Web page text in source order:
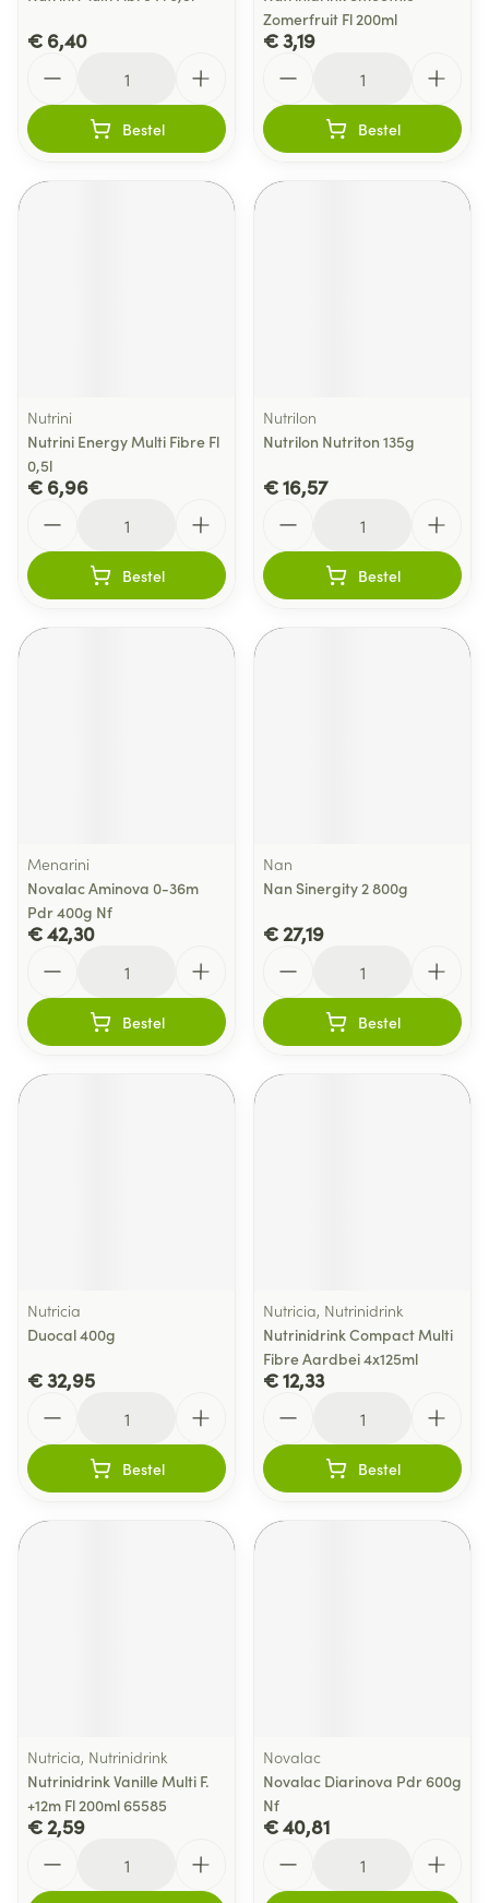
€ 6,40
Bestel
Zomerfruit Fl 200ml
€ 3,19
Bestel
Nutrini
Nutrini Energy Multi Fibre Fl
0,5l
€ 6,96
Bestel
Nutrilon
Nutrilon Nutriton 135g
€ 16,57
Bestel
Menarini
Novalac Aminova 0-36m
Pdr 400g Nf
€ 42,30
Bestel
Nan
Nan Sinergity 2 800g
€ 27,19
Bestel
Nutricia
Duocal 400g
€ 32,95
Bestel
Nutricia, Nutrinidrink
Nutrinidrink Compact Multi
Fibre Aardbei 4x125ml
€ 12,33
Bestel
Nutricia, Nutrinidrink
Nutrinidrink Vanille Multi F.
+12m Fl 200ml 65585
€ 2,59
Novalac
Novalac Diarinova Pdr 600g
Nf
€ 40,81